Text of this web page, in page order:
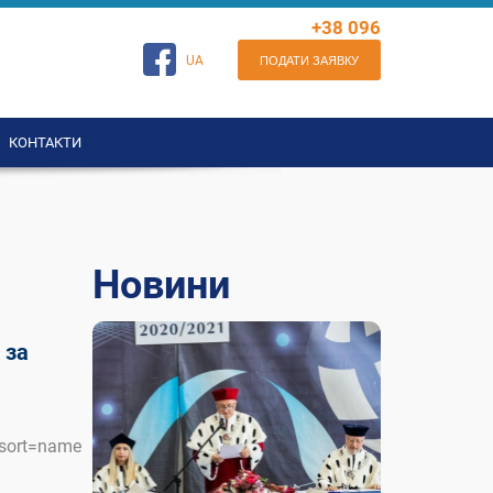
UA
+38 096
8931714
ПОДАТИ ЗАЯВКУ
КОНТАКТИ
Новини